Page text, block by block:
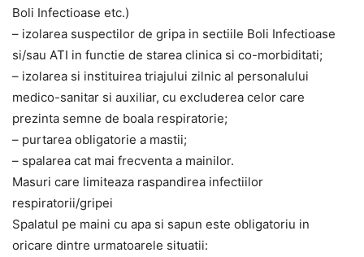
Boli Infectioase etc.)
– izolarea suspectilor de gripa in sectiile Boli Infectioase
si/sau ATI in functie de starea clinica si co-morbiditati;
– izolarea si instituirea triajului zilnic al personalului
medico-sanitar si auxiliar, cu excluderea celor care
prezinta semne de boala respiratorie;
– purtarea obligatorie a mastii;
– spalarea cat mai frecventa a mainilor.
Masuri care limiteaza raspandirea infectiilor
respiratorii/gripei
Spalatul pe maini cu apa si sapun este obligatoriu in
oricare dintre urmatoarele situatii: